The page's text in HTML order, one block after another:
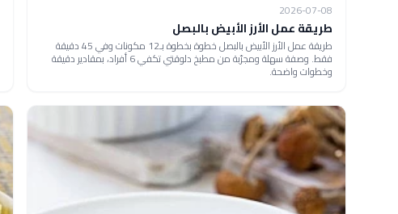
2026-07-08
طريقة عمل الأرز الأبيض بالبصل
طريقة عمل الأرز الأبيض بالبصل خطوة بخطوة بـ12 مكونات وفي 45 دقيقة
فقط. وصفة سهلة ومجرّبة من مطبخ دلوقتي تكفي 6 أفراد، بمقادير دقيقة
وخطوات واضحة.